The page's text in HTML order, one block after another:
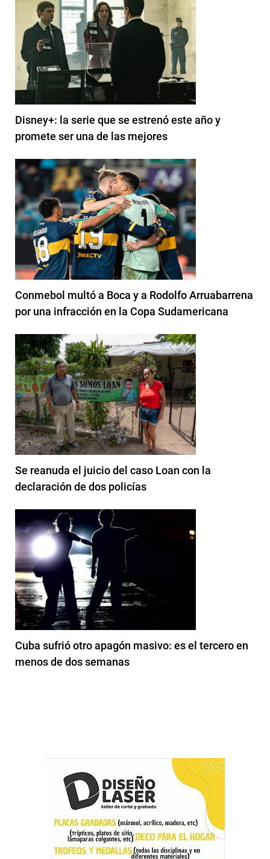
Disney+: la serie que se estrenó este año y
promete ser una de las mejores
Conmebol multó a Boca y a Rodolfo Arruabarrena
por una infracción en la Copa Sudamericana
Se reanuda el juicio del caso Loan con la
declaración de dos policías
Cuba sufrió otro apagón masivo: es el tercero en
menos de dos semanas